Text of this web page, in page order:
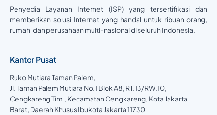
Penyedia Layanan Internet (ISP) yang tersertifikasi dan
memberikan solusi Internet yang handal untuk ribuan orang,
rumah, dan perusahaan multi-nasional di seluruh Indonesia.
Kantor Pusat
Ruko Mutiara Taman Palem,
Jl. Taman Palem Mutiara No.1 Blok A8, RT.13/RW.10,
Cengkareng Tim., Kecamatan Cengkareng, Kota Jakarta
Barat, Daerah Khusus Ibukota Jakarta 11730